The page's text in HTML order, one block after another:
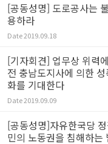
[공동성명] 도로공사는
용하라
Date2019.09.18
[기자회견] 업무상 위력
전 충남도지사에 의한
화를 기대한다
Date2019.09.09
[공동성명]자유한국당
민의 노동권을 침해하